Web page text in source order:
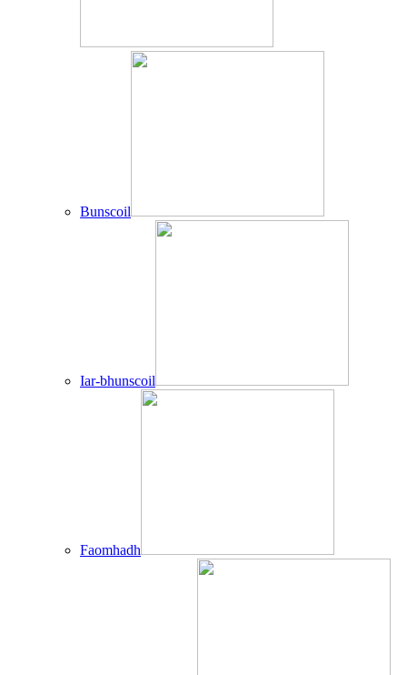
Bunscoil
Iar-bhunscoil
Faomhadh